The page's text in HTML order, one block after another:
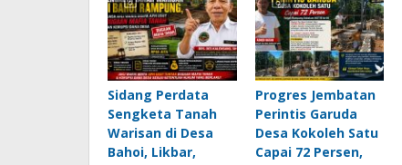
Sidang Perdata
Sengketa Tanah
Warisan di Desa
Bahoi, Likbar,
Progres Jembatan
Perintis Garuda
Desa Kokoleh Satu
Capai 72 Persen,